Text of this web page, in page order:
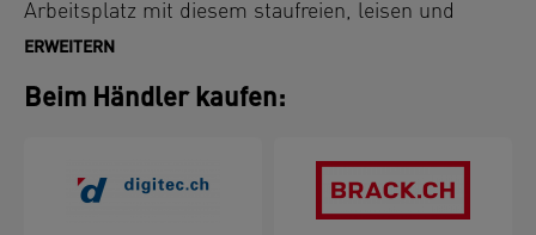
Arbeitsplatz mit diesem staufreien, leisen und
eleganten Aktenvernichter. Schreddern Sie 8 Seiten
15-Liter-Behälter mit einfacher Bedienung über die
Partikelschnitt für eine sichere und
datenschutzkonforme Entsorgung Ihrer Unterlagen.
Schreddern unterstützt die Einhaltung der DSGVO
ERWEITERN
Beim Händler kaufen: